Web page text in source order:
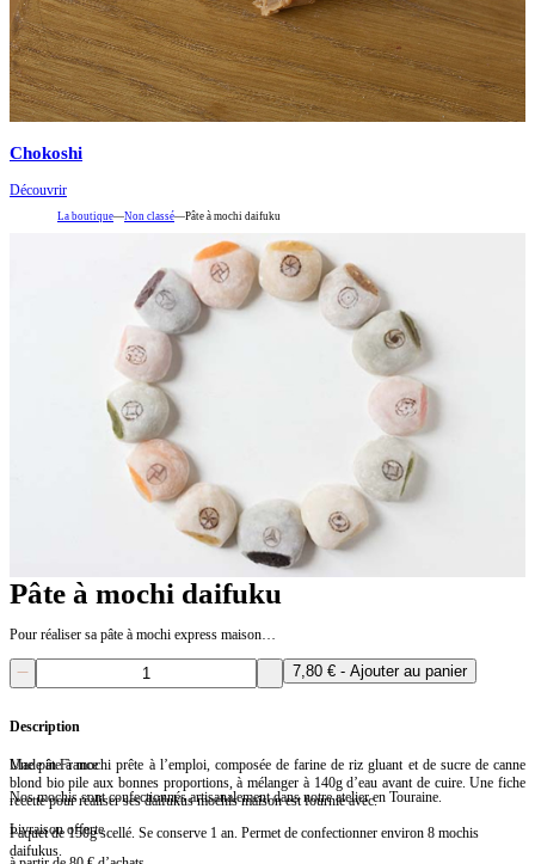
Chokoshi
Découvrir
La boutique—Non classé—Pâte à mochi daifuku
Pâte à mochi daifuku
Pour réaliser sa pâte à mochi express maison…
quantité
de
à
daifuku
7,80 € - Ajouter au panier
Description
Une pâte à mochi prête à l’emploi, composée de farine de riz gluant et de sucre de canne
blond bio pile aux bonnes proportions, à mélanger à 140g d’eau avant de cuire. Une fiche
recette pour réaliser ses daifukus mochis maison est fournie avec.
Paquet de 150g scellé. Se conserve 1 an. Permet de confectionner environ 8 mochis
daifukus.
Made in France
Nos mochis sont confectionnés artisanalement dans notre atelier en Touraine.
Livraison offerte